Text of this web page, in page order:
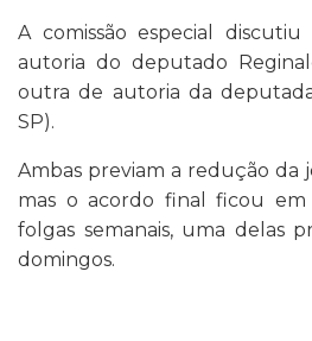
A comissão especial
autoria do deputado
outra de autoria da
SP).
Ambas previam a redução da
mas o acordo final ficou em
folgas semanais, uma delas
domingos.